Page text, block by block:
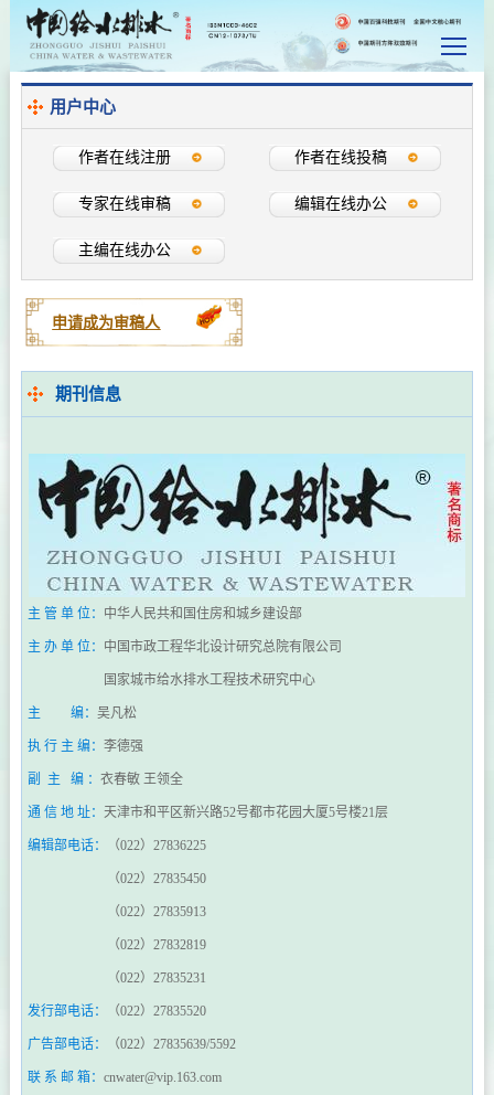
用户中心
作者在线注册 作者在线投稿
专家在线审稿 编辑在线办公
主编在线办公
申请成为审稿人
期刊信息
主 管 单 位： 中华人民共和国住房和城乡建设部
主 办 单 位： 中国市政工程华北设计研究总院有限公司
国家城市给水排水工程技术研究中心
主 编： 吴凡松
执 行 主 编： 李德强
副 主 编 ： 衣春敏 王领全
通 信 地 址： 天津市和平区新兴路52号都市花园大厦5号楼21层
编辑部电话： （022）27836225
（022）27835450
（022）27835913
（022）27832819
（022）27835231
发行部电话： （022）27835520
广告部电话： （022）27835639/5592
联 系 邮 箱： cnwater@vip.163.com